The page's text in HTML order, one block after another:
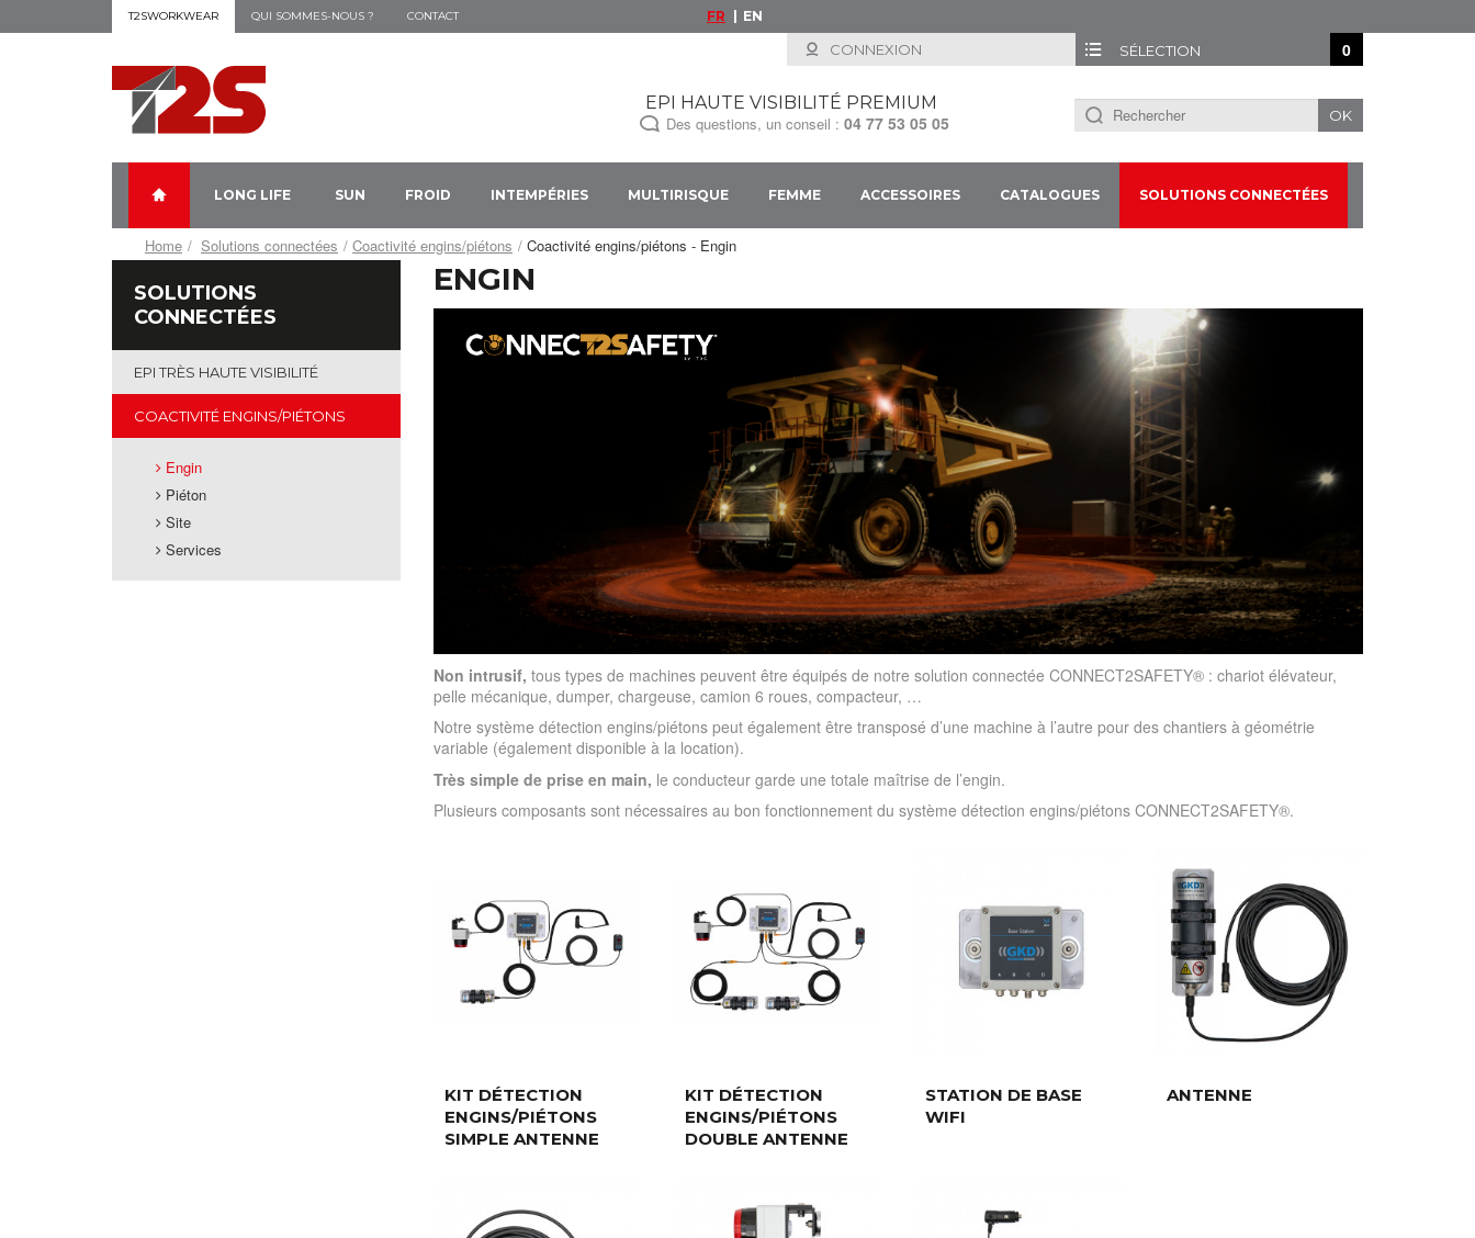
T2SWORKWEAR QUI SOMMES-NOUS ? CONTACT FR EN
SÉLECTION 0
CONNEXION
EPI HAUTE VISIBILITÉ PREMIUM
Des questions, un conseil : 04 77 53 05 05 OK
LONG LIFE SUN FROID INTEMPÉRIES MULTIRISQUE FEMME ACCESSOIRES CATALOGUES SOLUTIONS CONNECTÉES
Home Solutions connectées Coactivité engins/piétons Coactivité engins/piétons - Engin
SOLUTIONS
CONNECTÉES
EPI TRÈS HAUTE VISIBILITÉ
COACTIVITÉ ENGINS/PIÉTONS
Engin
Piéton
Site
Services
ENGIN
Non intrusif, tous types de machines peuvent être équipés de notre solution connectée CONNECT2SAFETY® : chariot élévateur,
pelle mécanique, dumper, chargeuse, camion 6 roues, compacteur, …
Notre système détection engins/piétons peut également être transposé d’une machine à l’autre pour des chantiers à géométrie
variable (également disponible à la location).
Très simple de prise en main, le conducteur garde une totale maîtrise de l’engin.
Plusieurs composants sont nécessaires au bon fonctionnement du système détection engins/piétons CONNECT2SAFETY®.
KIT DÉTECTION
ENGINS/PIÉTONS
SIMPLE ANTENNE
KIT DÉTECTION
ENGINS/PIÉTONS
DOUBLE ANTENNE
STATION DE BASE
WIFI
ANTENNE